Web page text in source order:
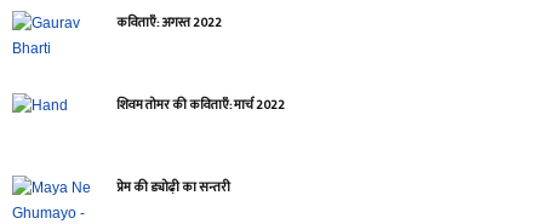
कविताएँ: अगस्त 2022
शिवम तोमर की कविताएँ: मार्च 2022
प्रेम की ड्योढ़ी का सन्तरी